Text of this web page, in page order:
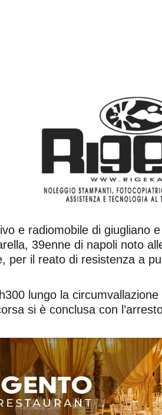
e radiomobile di giugliano
39enne di napoli noto
per il reato di resistenza a
lungo la
si è conclusa con